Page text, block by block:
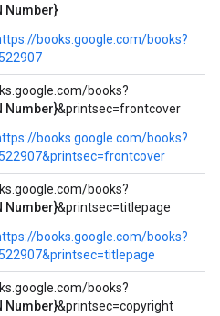
Number}
books.google.com/books?
books?
Number}&printsec=frontcover
books.google.com/books?
books?
Number}&printsec=titlepage
books.google.com/books?
books?
Number}&printsec=copyright